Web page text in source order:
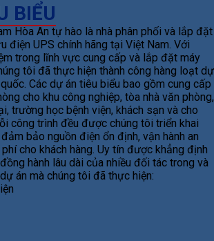
BIỂU
Hòa An tự hào là nhà phân phối và lắp đặt
điện UPS chính hãng tại Việt Nam. Với
trong lĩnh vực cung cấp và lắp đặt máy
tôi đã thực hiện thành công hàng loạt dự
Các dự án tiêu biểu bao gồm cung cấp
cho khu công nghiệp, tòa nhà văn phòng,
trường học bệnh viện, khách sạn và cho
công trình đều được chúng tôi triển khai
bảo nguồn điện ổn định, vận hành an
cho khách hàng. Uy tín được khẳng định
hành lâu dài của nhiều đối tác trong và
án mà chúng tôi đã thực hiện: